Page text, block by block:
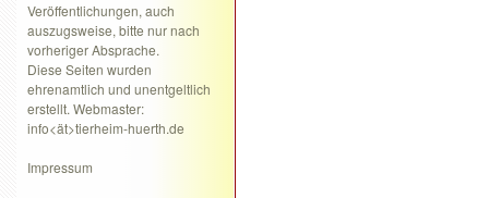
Veröffentlichungen, auch
auszugsweise, bitte nur nach
vorheriger Absprache.
Diese Seiten wurden
ehrenamtlich und unentgeltlich
erstellt. Webmaster:
info<ät>tierheim-huerth.de
Impressum